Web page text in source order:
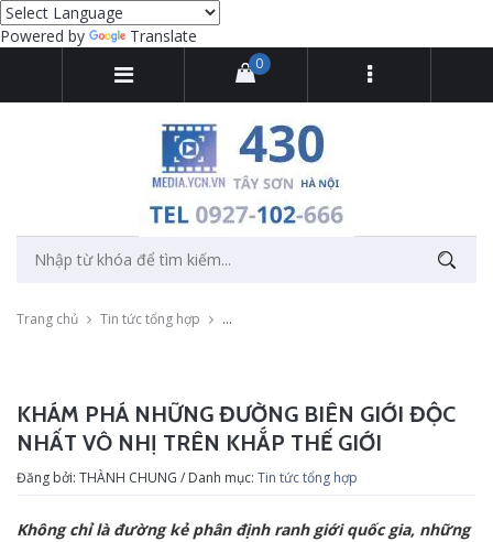
Powered by Translate
0
Trang chủ Tin tức tổng hợp Khám phá những đường biên giới độc nhất
KHÁM PHÁ NHỮNG ĐƯỜNG BIÊN GIỚI ĐỘC
NHẤT VÔ NHỊ TRÊN KHẮP THẾ GIỚI
Đăng bởi: THÀNH CHUNG / Danh mục: Tin tức tổng hợp
Không chỉ là đường kẻ phân định ranh giới quốc gia, những